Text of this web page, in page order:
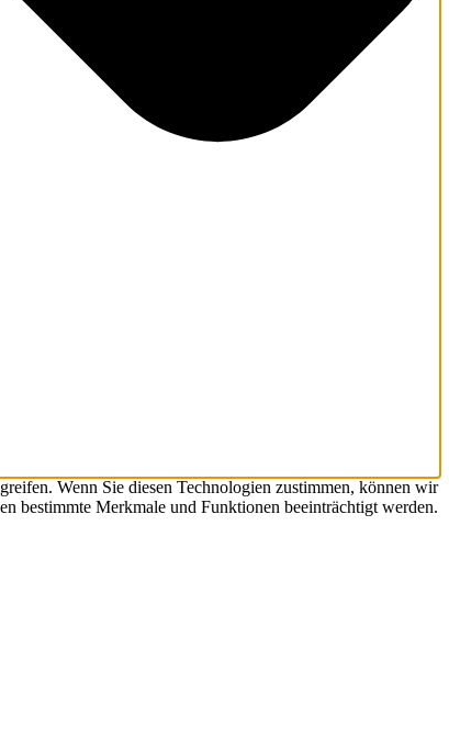
Wenn Sie diesen Technologien zustimmen, können wir
bestimmte Merkmale und Funktionen beeinträchtigt werden.